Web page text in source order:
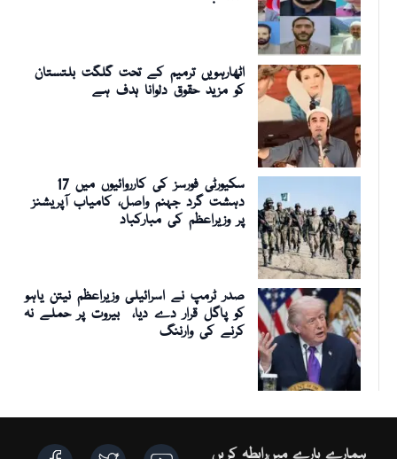
اٹھارہویں ترمیم کے تحت گلگت بلتستان
کو مزید حقوق دلوانا ہدف ہے
سکیورٹی فورسز کی کارروائیوں میں 17
دہشت گرد جہنم واصل، کامیاب آپریشنز
پر وزیراعظم کی مبارکباد
صدر ٹرمپ نے اسرائیلی وزیراعظم نیتن یاہو
کو پاگل قرار دے دیا، بیروت پر حملے نہ
کرنے کی وارننگ